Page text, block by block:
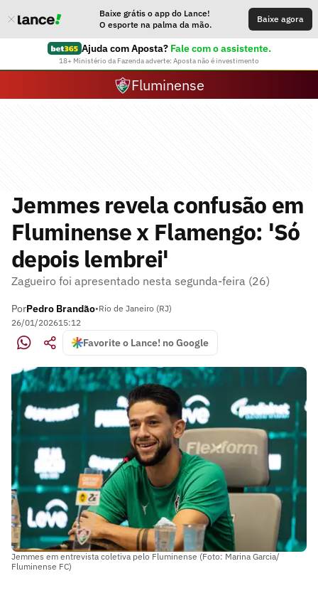
Baixe grátis o app do Lance!
O esporte na palma da mão.
Baixe agora
Ajuda com Aposta? Fale com o assistente.
18+ Ministério da Fazenda adverte: Aposta não é investimento
Fluminense
Jemmes revela confusão em
Fluminense x Flamengo: 'Só
depois lembrei'
Zagueiro foi apresentado nesta segunda-feira (26)
PorPedro Brandão•Rio de Janeiro (RJ)
26/01/202615:12
Favorite o Lance! no Google
Jemmes em entrevista coletiva pelo Fluminense (Foto: Marina Garcia/
Fluminense FC)